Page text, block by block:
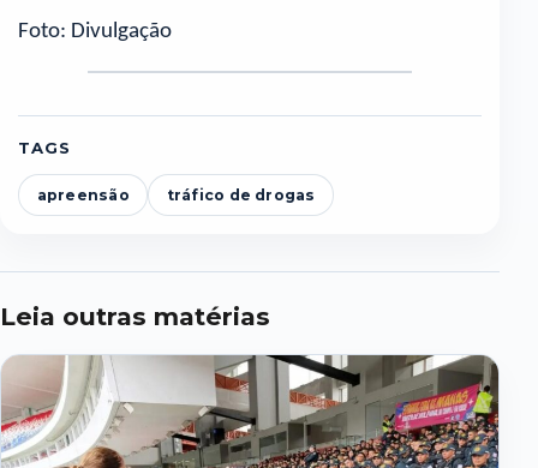
Foto: Divulgação
TAGS
apreensão tráfico de drogas
Leia outras matérias